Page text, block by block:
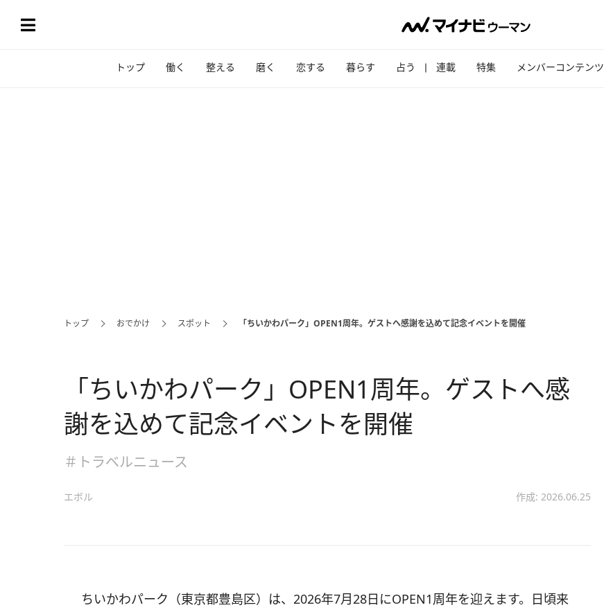
トップ 働く 整える 磨く 恋する 暮らす 占う 連載 特集 メンバーコンテンツ
トップ おでかけ スポット 「ちいかわパーク」OPEN1周年。ゲストへ感謝を込めて記念イベントを開催
「ちいかわパーク」OPEN1周年。ゲストへ感
謝を込めて記念イベントを開催
＃トラベルニュース
エボル 作成: 2026.06.25
ちいかわパーク（東京都豊島区）は、2026年7月28日にOPEN1周年を迎えます。日頃来